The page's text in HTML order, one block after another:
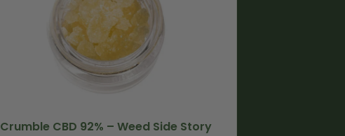
Crumble CBD 92% – Weed Side Story